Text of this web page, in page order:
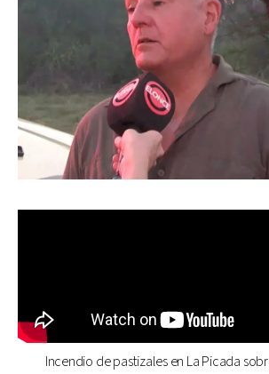
Incendio de pastizales en La Picada